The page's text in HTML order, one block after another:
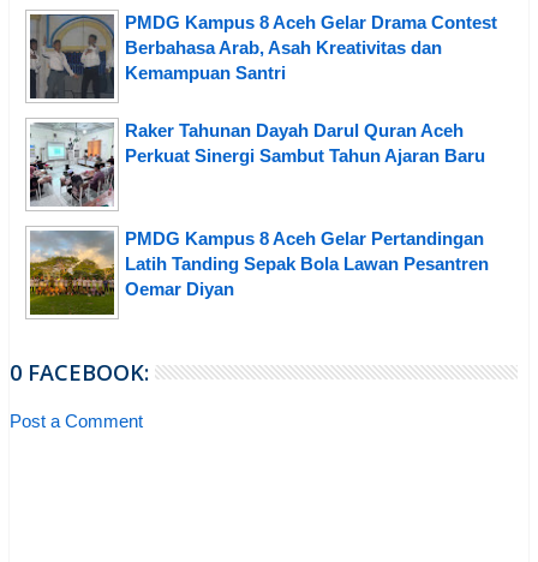
PMDG Kampus 8 Aceh Gelar Drama Contest
Berbahasa Arab, Asah Kreativitas dan
Kemampuan Santri
Raker Tahunan Dayah Darul Quran Aceh
Perkuat Sinergi Sambut Tahun Ajaran Baru
PMDG Kampus 8 Aceh Gelar Pertandingan
Latih Tanding Sepak Bola Lawan Pesantren
Oemar Diyan
0 FACEBOOK:
Post a Comment